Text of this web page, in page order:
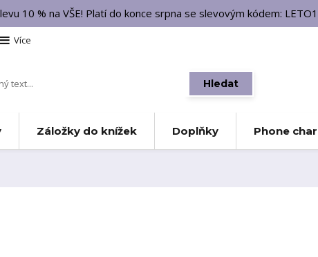
10 % na VŠE! Platí do konce srpna se slevovým kódem:
Více
Hledat
Záložky do knížek Doplňky Phone